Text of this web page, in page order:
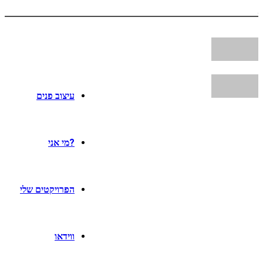
עיצוב פנים
?מי אני
הפרויקטים שלי
ווידאו